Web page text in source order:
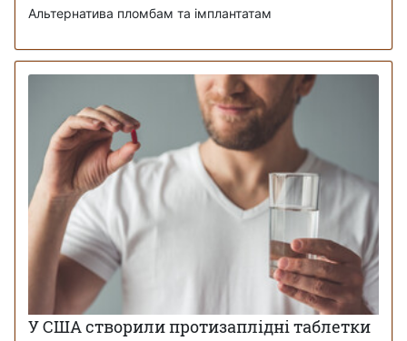
Альтернатива пломбам та імплантатам
У США створили протизаплідні таблетки